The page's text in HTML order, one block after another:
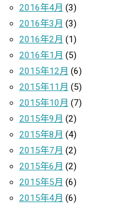
2016年4月 (3)
2016年3月 (3)
2016年2月 (1)
2016年1月 (5)
2015年12月 (6)
2015年11月 (5)
2015年10月 (7)
2015年9月 (2)
2015年8月 (4)
2015年7月 (2)
2015年6月 (2)
2015年5月 (6)
2015年4月 (6)